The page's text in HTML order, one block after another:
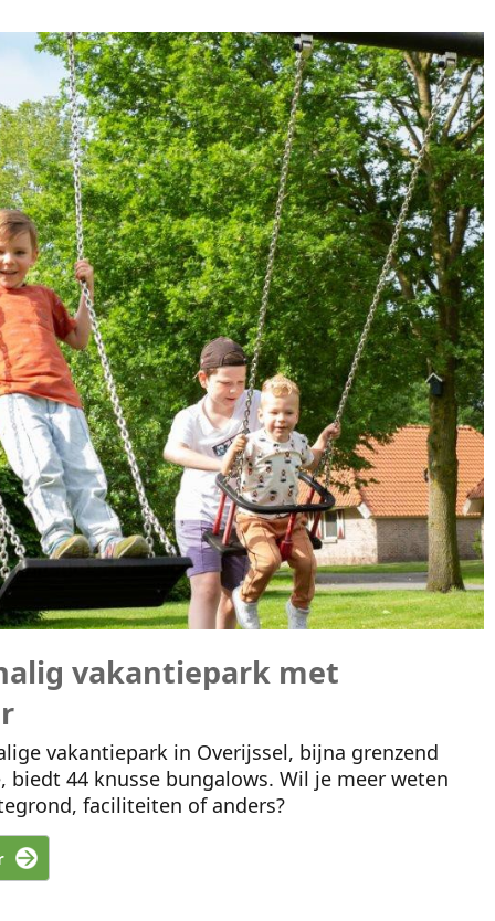
vakantiepark met
vakantiepark in Overijssel, bijna grenzend
biedt 44 knusse bungalows. Wil je meer weten
faciliteiten of anders?